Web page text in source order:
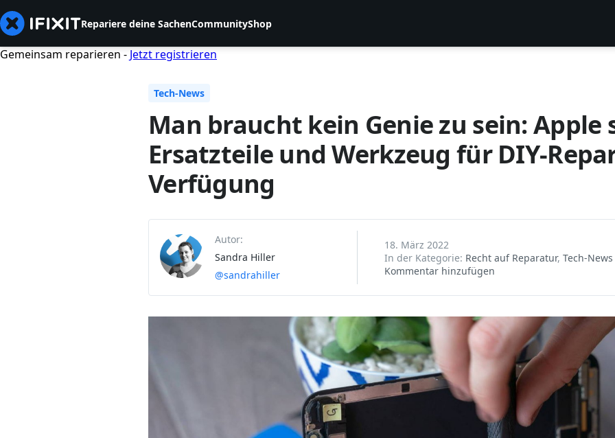
Repariere deine SachenCommunityShop
Gemeinsam reparieren - Jetzt registrieren
Tech-News
Man braucht kein Genie zu sein: Apple
Ersatzteile und Werkzeug für DIY-
Verfügung
Autor:
Sandra Hiller
@sandrahiller
18. März 2022
In der Kategorie: Recht auf Reparatur, Tech-News
Kommentar hinzufügen